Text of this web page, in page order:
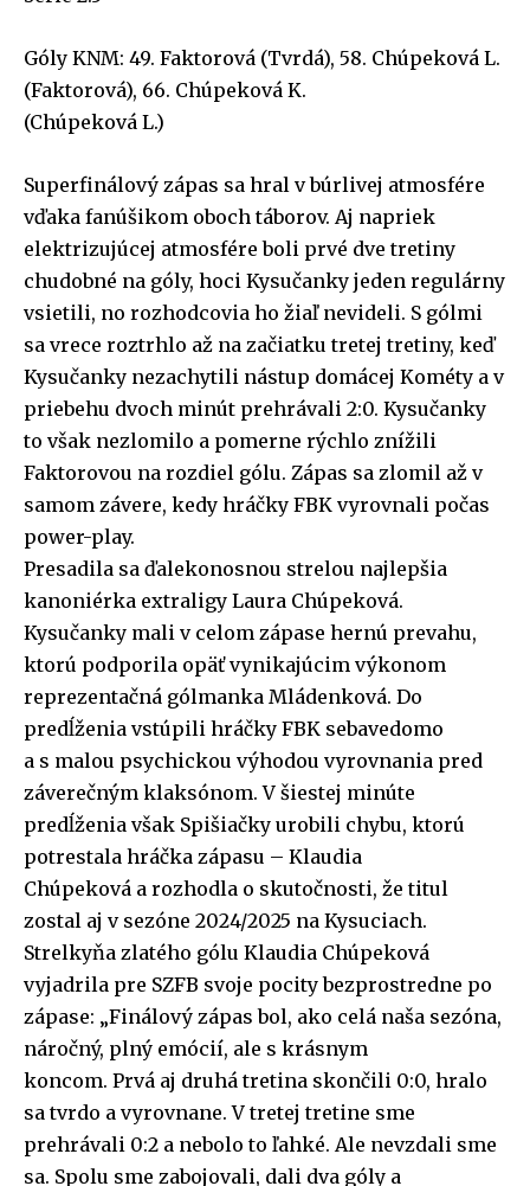
Góly KNM: 49. Faktorová (Tvrdá), 58. Chúpeková L.
(Faktorová), 66. Chúpeková K.
(Chúpeková L.)
Superfinálový zápas sa hral v búrlivej atmosfére
vďaka fanúšikom oboch táborov. Aj napriek
elektrizujúcej atmosfére boli prvé dve tretiny
chudobné na góly, hoci Kysučanky jeden regulárny
vsietili, no rozhodcovia ho žiaľ nevideli. S gólmi
sa vrece roztrhlo až na začiatku tretej tretiny, keď
Kysučanky nezachytili nástup domácej Kométy a v
priebehu dvoch minút prehrávali 2:0. Kysučanky
to však nezlomilo a pomerne rýchlo znížili
Faktorovou na rozdiel gólu. Zápas sa zlomil až v
samom závere, kedy hráčky FBK vyrovnali počas
power-play.
Presadila sa ďalekonosnou strelou najlepšia
kanoniérka extraligy Laura Chúpeková.
Kysučanky mali v celom zápase hernú prevahu,
ktorú podporila opäť vynikajúcim výkonom
reprezentačná gólmanka Mládenková. Do
predĺženia vstúpili hráčky FBK sebavedomo
a s malou psychickou výhodou vyrovnania pred
záverečným klaksónom. V šiestej minúte
predĺženia však Spišiačky urobili chybu, ktorú
potrestala hráčka zápasu – Klaudia
Chúpeková a rozhodla o skutočnosti, že titul
zostal aj v sezóne 2024/2025 na Kysuciach.
Strelkyňa zlatého gólu Klaudia Chúpeková
vyjadrila pre SZFB svoje pocity bezprostredne po
zápase: „Finálový zápas bol, ako celá naša sezóna,
náročný, plný emócií, ale s krásnym
koncom. Prvá aj druhá tretina skončili 0:0, hralo
sa tvrdo a vyrovnane. V tretej tretine sme
prehrávali 0:2 a nebolo to ľahké. Ale nevzdali sme
sa. Spolu sme zabojovali, dali dva góly a